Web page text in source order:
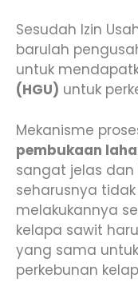
Sesudah Izin
barulah
untuk
(HGU) untuk
Mekanisme
pembukaan
sangat jelas dan
seharusnya
melakukannya
kelapa sawit
yang sama
perkebunan